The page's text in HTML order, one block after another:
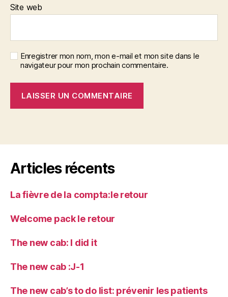
Site web
Enregistrer mon nom, mon e-mail et mon site dans le
navigateur pour mon prochain commentaire.
Articles récents
La fièvre de la compta:le retour
Welcome pack le retour
The new cab: I did it
The new cab :J-1
The new cab’s to do list: prévenir les patients